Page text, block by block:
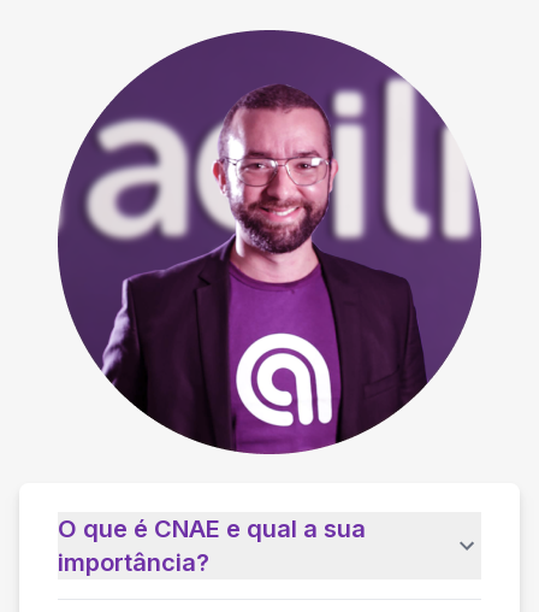
O que é CNAE e qual a sua
importância?